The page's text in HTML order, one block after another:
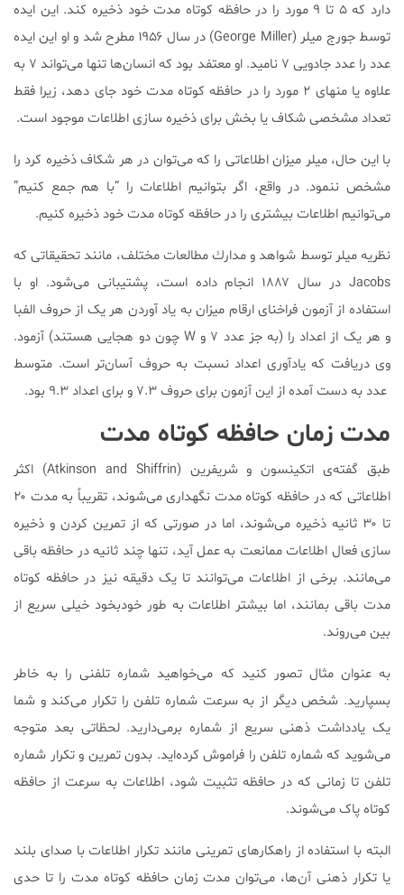
دارد که ۵ تا ۹ مورد را در حافظه کوتاه مدت خود ذخیره کند. این ایده
توسط جورج میلر (George Miller) در سال ۱۹۵۶ مطرح شد و او این ایده
عدد را عدد جادویی ۷ نامید. او معتفد بود که انسان‌ها تنها می‌تواند ۷ به
علاوه یا منهای ۲ مورد را در حافظه کوتاه مدت خود جای دهد، زیرا فقط
تعداد مشخصی شکاف یا بخش برای ذخیره سازی اطلاعات موجود است.
با این حال، میلر میزان اطلاعاتی را که می‌توان در هر شکاف ذخیره کرد را
مشخص ننمود. در واقع، اگر بتوانیم اطلاعات را “با هم جمع کنیم”
می‌توانیم اطلاعات بیشتری را در حافظه کوتاه مدت خود ذخیره کنیم.
نظریه میلر توسط شواهد و مدارك مطالعات مختلف، مانند تحقیقاتی که
Jacobs در سال ۱۸۸۷ انجام داده است، پشتیبانی می‌شود. او با
استفاده از آزمون فراخناى ارقام میزان به یاد آوردن هر یک از حروف الفبا
و هر یک از اعداد را (به جز عدد ۷ و W چون دو هجایی هستند) آزمود.
وی دریافت که یادآوری اعداد نسبت به حروف آسان‌تر است. متوسط
عدد به دست آمده از این آزمون برای حروف ۷.۳ و برای اعداد ۹.۳ بود.
مدت زمان حافظه کوتاه مدت
طبق گفته‌ی اتکینسون و شریفرین (Atkinson and Shiffrin) اکثر
اطلاعاتی که در حافظه کوتاه مدت نگهداری می‌شوند، تقریباً به مدت ۲۰
تا ۳۰ ثانیه ذخیره می‌شوند، اما در صورتی که از تمرین کردن و ذخیره
سازی فعال اطلاعات ممانعت به عمل آید، تنها چند ثانیه در حافظه باقی
می‌مانند. برخی از اطلاعات می‌توانند تا یک دقیقه نیز در حافظه کوتاه
مدت باقی بمانند، اما بیشتر اطلاعات به طور خودبخود خیلی سریع از
بین می‌روند.
به عنوان مثال تصور کنید که می‌خواهید شماره تلفنی را به خاطر
بسپارید. شخص دیگر از به سرعت شماره تلفن را تکرار می‌کند و شما
یک یادداشت ذهنی سریع از شماره برمی‌دارید. لحظاتی بعد متوجه
می‌شوید که شماره تلفن را فراموش کرده‌اید. بدون تمرین و تکرار شماره
تلفن تا زمانی که در حافظه تثبیت شود، اطلاعات به سرعت از حافظه
کوتاه پاک می‌شوند.
البته با استفاده از راهکارهای تمرینی مانند تکرار اطلاعات با صدای بلند
یا تکرار ذهنی آن‌ها، می‌توان مدت زمان حافظه کوتاه مدت را تا حدی